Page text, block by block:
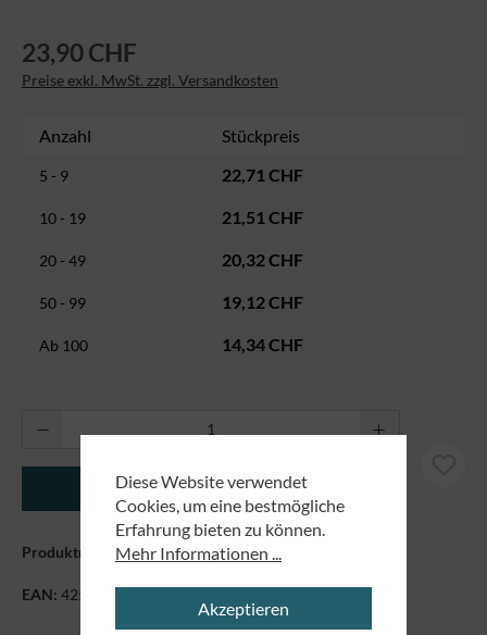
23,90 CHF
Preise exkl. MwSt. zzgl. Versandkosten
Anzahl Stückpreis
5 - 9 22,71 CHF
10 - 19 21,51 CHF
20 - 49 20,32 CHF
50 - 99 19,12 CHF
Ab 100 14,34 CHF
Produkt Anzahl: Gib den gewünschten
In den Warenkorb
Produktnummer:7183139
EAN: 4250479871236
Diese Website verwendet
Cookies, um eine bestmögliche
Erfahrung bieten zu können.
Mehr Informationen ...
Akzeptieren